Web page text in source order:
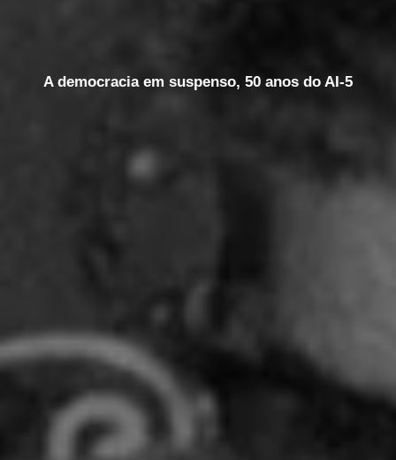
A democracia em suspenso, 50 anos do AI-5